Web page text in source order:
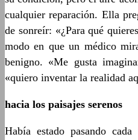
cualquier reparación. Ella
de sonreír: «¿Para qué
modo en que un médico
benigno. «Me gusta
«quiero inventar la realidad
hacia los paisajes serenos
Había estado pasando